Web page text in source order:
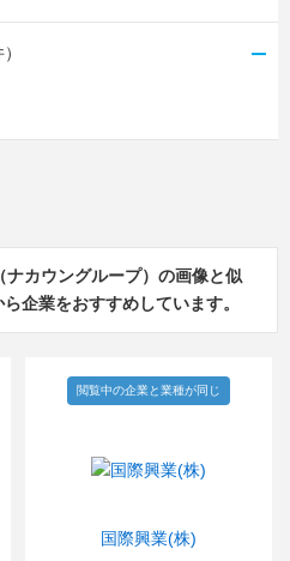
ナカウングループ）の画像と似
企業をおすすめしています。
国際興業(株)
閲覧中の企業と業種が同じ